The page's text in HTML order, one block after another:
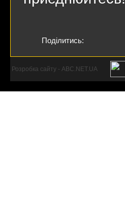
Поділитись:
Розробка сайту - ABC.NET.UA